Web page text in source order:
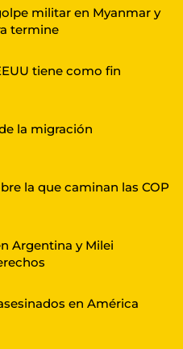
militar en Myanmar y
termine
tiene como fin
la migración
la que caminan las COP
Argentina y Milei
en América